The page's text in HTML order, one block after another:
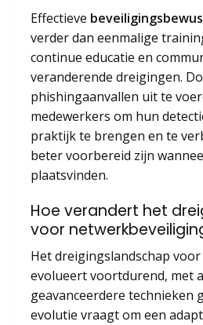
Effectieve
verder dan eenmalige
continue educatie en
veranderende dreigingen.
phishingaanvallen uit te
medewerkers om hun
praktijk te brengen en te
beter voorbereid zijn
plaatsvinden.
Hoe verandert het
voor
Het dreigingslandschap
evolueert voortdurend, met
geavanceerdere technieken
evolutie vraagt om een